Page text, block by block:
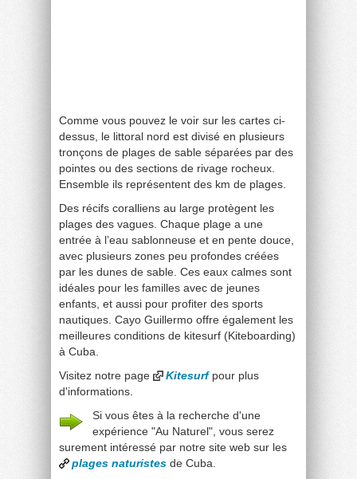
Comme vous pouvez le voir sur les cartes ci-
dessus, le littoral nord est divisé en plusieurs
tronçons de plages de sable séparées par des
pointes ou des sections de rivage rocheux.
Ensemble ils représentent des km de plages.
Des récifs coralliens au large protègent les
plages des vagues. Chaque plage a une
entrée à l’eau sablonneuse et en pente douce,
avec plusieurs zones peu profondes créées
par les dunes de sable. Ces eaux calmes sont
idéales pour les familles avec de jeunes
enfants, et aussi pour profiter des sports
nautiques. Cayo Guillermo offre également les
meilleures conditions de kitesurf (Kiteboarding)
à Cuba.
Visitez notre page
Kitesurfpour plus
d'informations.
Si vous êtes à la recherche d'une
expérience "Au Naturel", vous serez
surement intéressé par notre site web sur les
plages naturistes de Cuba.